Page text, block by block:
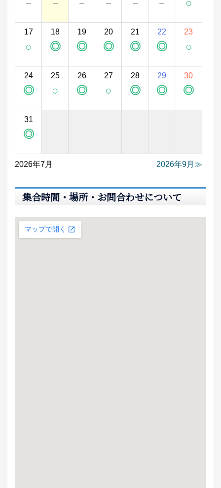
－ － － － － － ○
17
○
18
◎
19
◎
20
◎
21
◎
22
◎
23
○
24
◎
25
○
26
◎
27
○
28
◎
29
◎
30
◎
31
◎
2026年7月 2026年9月
集合時間・場所・お問合わせについて